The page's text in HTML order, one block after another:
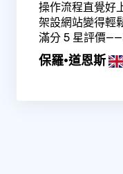
操作流程直覺好
架設網站變得輕
滿分 5 星評價——
保羅·道恩斯